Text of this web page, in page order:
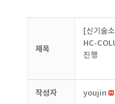
제목
[신기술
HC-
진행
작성자 youjin